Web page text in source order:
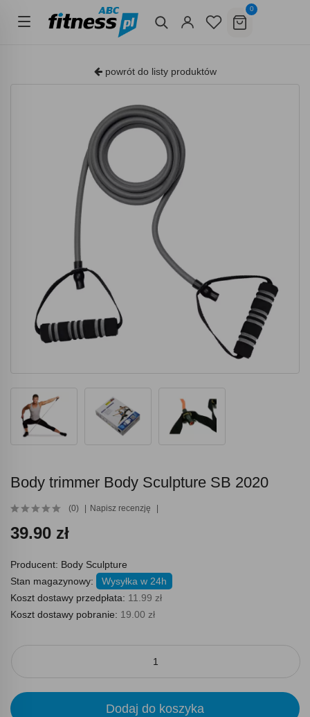
0
powrót do listy produktów
Body trimmer Body Sculpture SB 2020
(0) Napisz recenzję
39.90 zł
Producent: Body Sculpture
Stan magazynowy:
Wysyłka w 24h
Koszt dostawy przedpłata: 11.99 zł
Koszt dostawy pobranie: 19.00 zł
Dodaj do koszyka